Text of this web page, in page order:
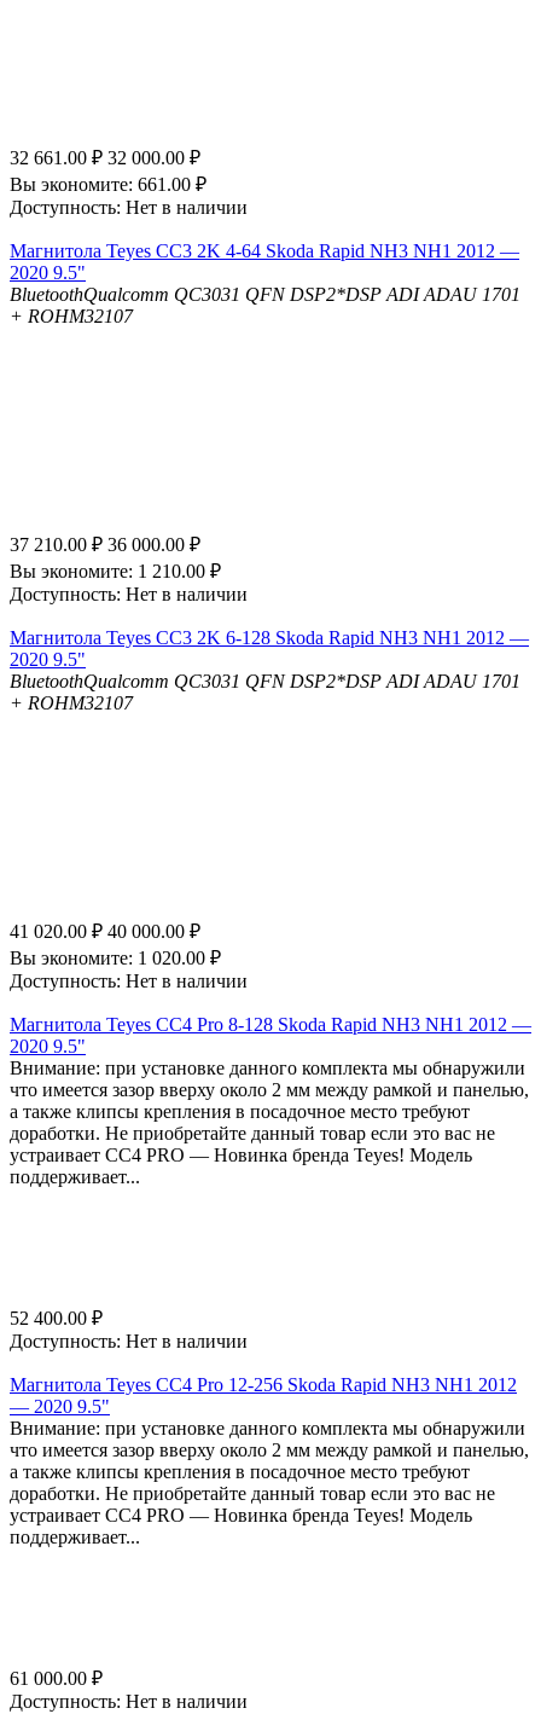
32 661.00 ₽ 32 000.00 ₽
Вы экономите: 661.00 ₽
Доступность: Нет в наличии
Магнитола Teyes CC3 2K 4-64 Skoda Rapid NH3 NH1 2012 —
2020 9.5"
BluetoothQualcomm QC3031 QFN DSP2*DSP ADI ADAU 1701
+ ROHM32107
37 210.00 ₽ 36 000.00 ₽
Вы экономите: 1 210.00 ₽
Доступность: Нет в наличии
Магнитола Teyes CC3 2K 6-128 Skoda Rapid NH3 NH1 2012 —
2020 9.5"
BluetoothQualcomm QC3031 QFN DSP2*DSP ADI ADAU 1701
+ ROHM32107
41 020.00 ₽ 40 000.00 ₽
Вы экономите: 1 020.00 ₽
Доступность: Нет в наличии
Магнитола Teyes CC4 Pro 8-128 Skoda Rapid NH3 NH1 2012 —
2020 9.5"
Внимание: при установке данного комплекта мы обнаружили
что имеется зазор вверху около 2 мм между рамкой и панелью,
а также клипсы крепления в посадочное место требуют
доработки. Не приобретайте данный товар если это вас не
устраивает СС4 PRO — Новинка бренда Teyes! Модель
поддерживает...
52 400.00 ₽
Доступность: Нет в наличии
Магнитола Teyes CC4 Pro 12-256 Skoda Rapid NH3 NH1 2012
— 2020 9.5"
Внимание: при установке данного комплекта мы обнаружили
что имеется зазор вверху около 2 мм между рамкой и панелью,
а также клипсы крепления в посадочное место требуют
доработки. Не приобретайте данный товар если это вас не
устраивает СС4 PRO — Новинка бренда Teyes! Модель
поддерживает...
61 000.00 ₽
Доступность: Нет в наличии